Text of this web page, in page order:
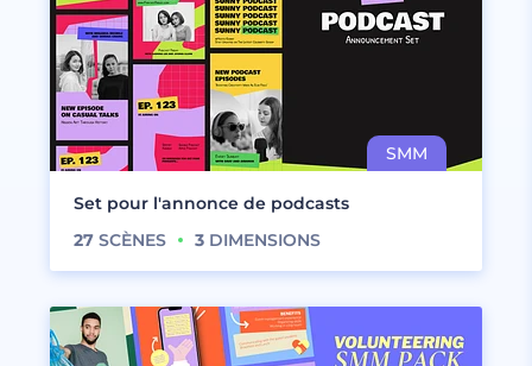
Set pour l'annonce de podcasts
27 SCÈNES 3 DIMENSIONS